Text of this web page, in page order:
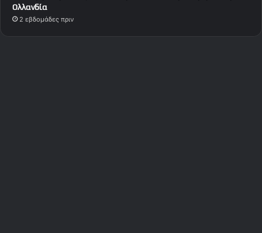
Ολλανδία
2 εβδομάδες πριν